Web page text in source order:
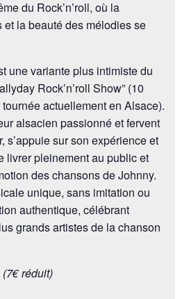
du Rock’n’roll, où la
la beauté des mélodies se
une variante plus intimiste du
Rock’n’roll Show” (10
actuellement en Alsace).
alsacien passionné et fervent
s’appuie sur son expérience et
livrer pleinement au public et
des chansons de Johnny.
unique, sans imitation ou
authentique, célébrant
grands artistes de la chanson
réduit)